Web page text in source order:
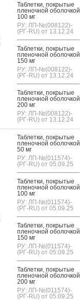
Таб­летки, пок­ры­тые
пле­ноч­ной обо­лоч­кой
100 мг
РУ: ЛП-№(008122)-
(РГ-RU) от 13.12.24
Таб­летки, пок­ры­тые
пле­ноч­ной обо­лоч­кой
150 мг
РУ: ЛП-№(008122)-
(РГ-RU) от 13.12.24
Таб­летки, пок­ры­тые
пле­ноч­ной обо­лоч­кой
200 мг
РУ: ЛП-№(008122)-
(РГ-RU) от 13.12.24
Таб­летки, пок­ры­тые
пле­ноч­ной обо­лоч­кой
50 мг
РУ: ЛП-№(011574)-
(РГ-RU) от 05.09.25
Таб­летки, пок­ры­тые
пле­ноч­ной обо­лоч­кой
100 мг
РУ: ЛП-№(011574)-
(РГ-RU) от 05.09.25
Таб­летки, пок­ры­тые
пле­ноч­ной обо­лоч­кой
150 мг
РУ: ЛП-№(011574)-
(РГ-RU) от 05.09.25
Таб­летки, пок­ры­тые
пле­ноч­ной обо­лоч­кой
200 мг
РУ: ЛП-№(011574)-
(РГ-RU) от 05.09.25